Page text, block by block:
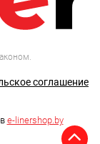
соглашение
e-linershop.by